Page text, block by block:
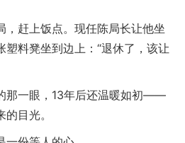
赶上饭点。现任陈局长让他坐
料凳坐到边上：“退休了，该让
一眼，13年后还温暖如初——
目光。